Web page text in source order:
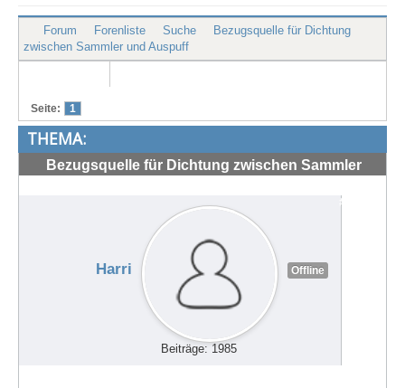
XBR.de
Technik
Treffen & Touren
Cafe-Ecke
Suche
Forum Forenliste Suche
Bezugsquelle für Dichtung
zwischen Sammler und Auspuff
Seite: 1
THEMA:
Bezugsquelle für Dichtung zwischen Sammler
#72134
Harri Offline
Beiträge: 1985